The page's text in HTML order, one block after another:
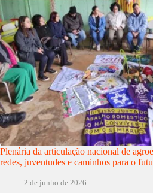
Plenária da articulação nacional de
redes, juventudes e caminhos para o
2 de junho de 2026